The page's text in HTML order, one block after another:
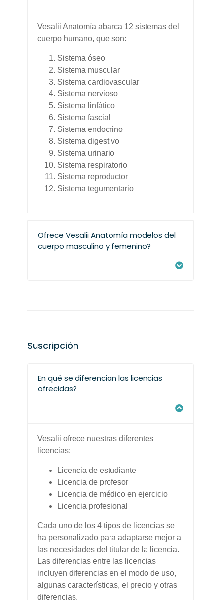
Vesalii Anatomía abarca 12 sistemas del
cuerpo humano, que son:
Sistema óseo
Sistema muscular
Sistema cardiovascular
Sistema nervioso
Sistema linfático
Sistema fascial
Sistema endocrino
Sistema digestivo
Sistema urinario
Sistema respiratorio
Sistema reproductor
Sistema tegumentario
Ofrece Vesalii Anatomía modelos del
cuerpo masculino y femenino?
Suscripción
En qué se diferencian las licencias
ofrecidas?
Vesalii ofrece nuestras diferentes
licencias:
Licencia de estudiante
Licencia de profesor
Licencia de médico en ejercicio
Licencia profesional
Cada uno de los 4 tipos de licencias se
ha personalizado para adaptarse mejor a
las necesidades del titular de la licencia.
Las diferencias entre las licencias
incluyen diferencias en el modo de uso,
algunas características, el precio y otras
diferencias.